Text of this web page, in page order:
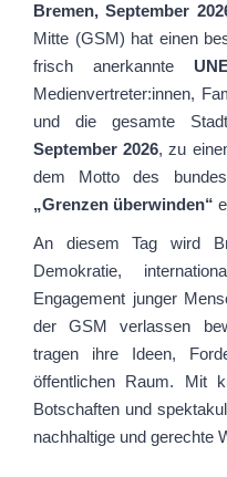
Bremen, September
Mitte (GSM) hat einen
frisch anerkannte
Medienvertreter:innen,
und die gesamte
September 2026, zu
dem Motto des
„Grenzen überwinden“
An diesem Tag wird
Demokratie,
Engagement junger
der GSM verlassen
tragen ihre Ideen,
öffentlichen Raum. Mit
Botschaften und
nachhaltige und gerechte